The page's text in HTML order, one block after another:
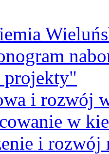
projekty"
i rozwój
w
i rozwój